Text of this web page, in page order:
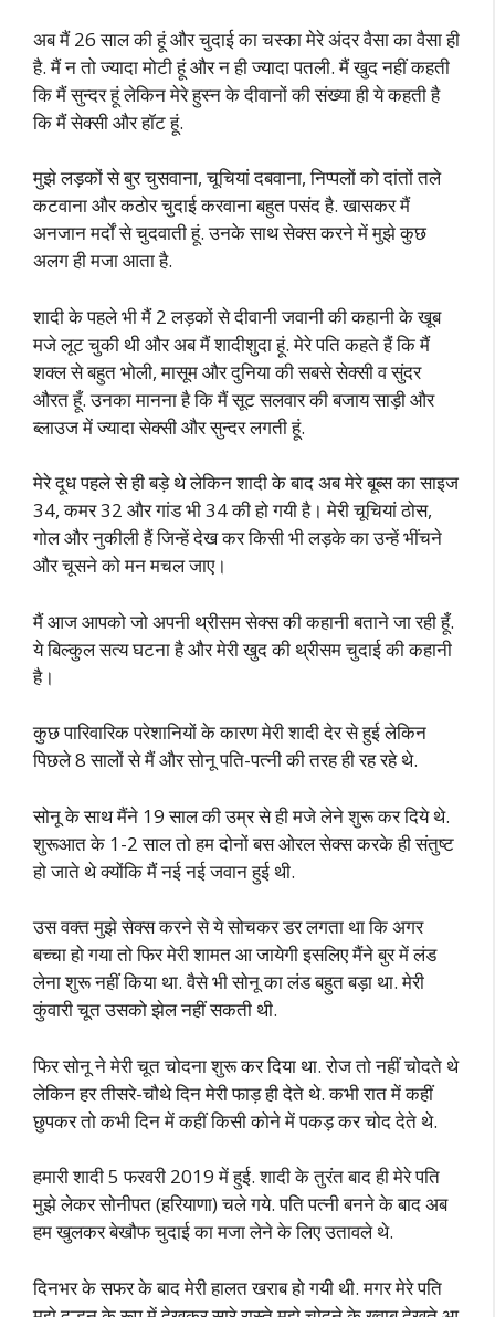
अब मैं 26 साल की हूं और चुदाई का चस्का मेरे अंदर वैसा का वैसा ही
है. मैं न तो ज्यादा मोटी हूं और न ही ज्यादा पतली. मैं खुद नहीं कहती
कि मैं सुन्दर हूं लेकिन मेरे हुस्न के दीवानों की संख्या ही ये कहती है
कि मैं सेक्सी और हॉट हूं.
मुझे लड़कों से बुर चुसवाना, चूचियां दबवाना, निप्पलों को दांतों तले
कटवाना और कठोर चुदाई करवाना बहुत पसंद है. खासकर मैं
अनजान मर्दों से चुदवाती हूं. उनके साथ सेक्स करने में मुझे कुछ
अलग ही मजा आता है.
शादी के पहले भी मैं 2 लड़कों से दीवानी जवानी की कहानी के खूब
मजे लूट चुकी थी और अब मैं शादीशुदा हूं. मेरे पति कहते हैं कि मैं
शक्ल से बहुत भोली, मासूम और दुनिया की सबसे सेक्सी व सुंदर
औरत हूँ. उनका मानना है कि मैं सूट सलवार की बजाय साड़ी और
ब्लाउज में ज्यादा सेक्सी और सुन्दर लगती हूं.
मेरे दूध पहले से ही बड़े थे लेकिन शादी के बाद अब मेरे बूब्स का साइज
34, कमर 32 और गांड भी 34 की हो गयी है। मेरी चूचियां ठोस,
गोल और नुकीली हैं जिन्हें देख कर किसी भी लड़के का उन्हें भींचने
और चूसने को मन मचल जाए।
मैं आज आपको जो अपनी थ्रीसम सेक्स की कहानी बताने जा रही हूँ.
ये बिल्कुल सत्य घटना है और मेरी खुद की थ्रीसम चुदाई की कहानी
है।
कुछ पारिवारिक परेशानियों के कारण मेरी शादी देर से हुई लेकिन
पिछले 8 सालों से मैं और सोनू पति-पत्नी की तरह ही रह रहे थे.
सोनू के साथ मैंने 19 साल की उम्र से ही मजे लेने शुरू कर दिये थे.
शुरूआत के 1-2 साल तो हम दोनों बस ओरल सेक्स करके ही संतुष्ट
हो जाते थे क्योंकि मैं नई नई जवान हुई थी.
उस वक्त मुझे सेक्स करने से ये सोचकर डर लगता था कि अगर
बच्चा हो गया तो फिर मेरी शामत आ जायेगी इसलिए मैंने बुर में लंड
लेना शुरू नहीं किया था. वैसे भी सोनू का लंड बहुत बड़ा था. मेरी
कुंवारी चूत उसको झेल नहीं सकती थी.
फिर सोनू ने मेरी चूत चोदना शुरू कर दिया था. रोज तो नहीं चोदते थे
लेकिन हर तीसरे-चौथे दिन मेरी फाड़ ही देते थे. कभी रात में कहीं
छुपकर तो कभी दिन में कहीं किसी कोने में पकड़ कर चोद देते थे.
हमारी शादी 5 फरवरी 2019 में हुई. शादी के तुरंत बाद ही मेरे पति
मुझे लेकर सोनीपत (हरियाणा) चले गये. पति पत्नी बनने के बाद अब
हम खुलकर बेखौफ चुदाई का मजा लेने के लिए उतावले थे.
दिनभर के सफर के बाद मेरी हालत खराब हो गयी थी. मगर मेरे पति